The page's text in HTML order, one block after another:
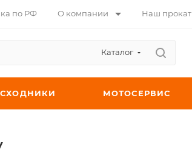
по РФ О компании Наш прокат
Каталог
МОТОСЕРВИС